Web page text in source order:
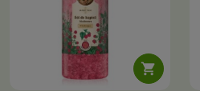
